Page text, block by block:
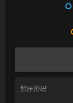
解压密码